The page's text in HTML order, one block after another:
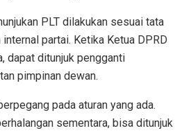
PLT dilakukan sesuai tata
partai. Ketika Ketua DPRD
dapat ditunjuk pengganti
pimpinan dewan.
pada aturan yang ada.
sementara, bisa ditunjuk